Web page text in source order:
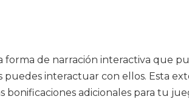
forma de narración interactiva que
interactuar con ellos. Esta
bonificaciones adicionales para tu